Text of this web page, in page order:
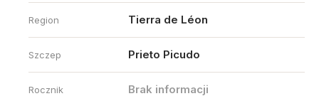
Region Tierra de Léon
Szczep Prieto Picudo
Rocznik Brak informacji